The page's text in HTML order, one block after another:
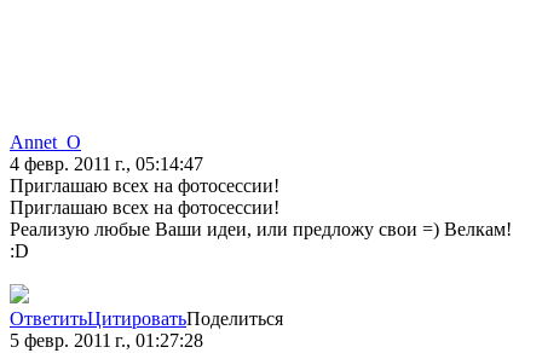
Annet_O
4 февр. 2011 г., 05:14:47
Приглашаю всех на фотосессии!
Приглашаю всех на фотосессии!
Реализую любые Ваши идеи, или предложу свои =) Велкам!
:D
ОтветитьЦитироватьПоделиться
5 февр. 2011 г., 01:27:28